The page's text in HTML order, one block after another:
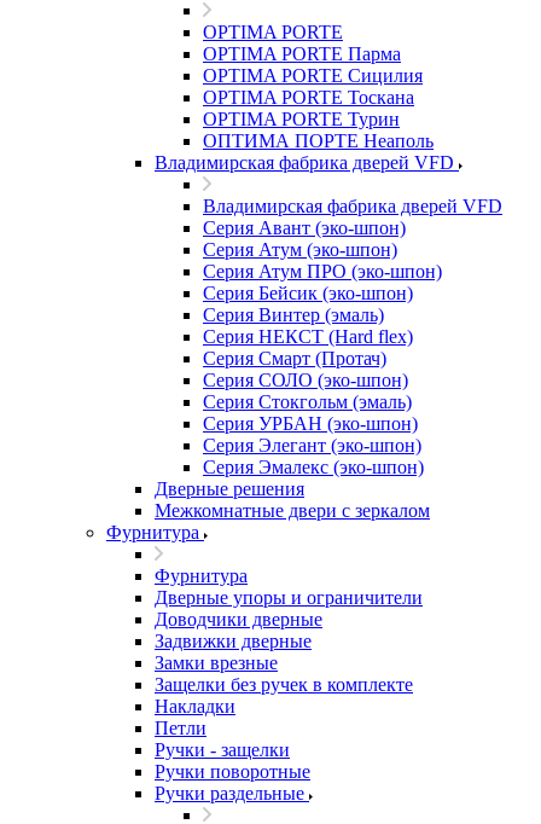
OPTIMA PORTE
OPTIMA PORTE Парма
OPTIMA PORTE Сицилия
OPTIMA PORTE Тоскана
OPTIMA PORTE Турин
ОПТИМА ПОРТЕ Неаполь
Владимирская фабрика дверей VFD
Владимирская фабрика дверей VFD
Серия Авант (эко-шпон)
Серия Атум (эко-шпон)
Серия Атум ПРО (эко-шпон)
Серия Бейсик (эко-шпон)
Серия Винтер (эмаль)
Серия НЕКСТ (Hard flex)
Серия Смарт (Протач)
Серия СОЛО (эко-шпон)
Серия Стокгольм (эмаль)
Серия УРБАН (эко-шпон)
Серия Элегант (эко-шпон)
Серия Эмалекс (эко-шпон)
Дверные решения
Межкомнатные двери c зеркалом
Фурнитура
Фурнитура
Дверные упоры и ограничители
Доводчики дверные
Задвижки дверные
Замки врезные
Защелки без ручек в комплекте
Накладки
Петли
Ручки - защелки
Ручки поворотные
Ручки раздельные